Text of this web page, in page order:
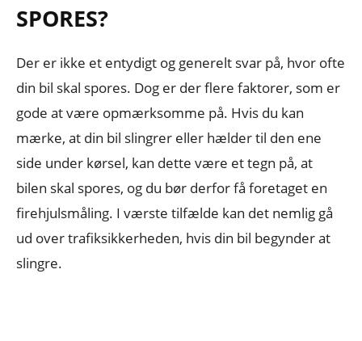
SPORES?
Der er ikke et entydigt og generelt svar på, hvor ofte
din bil skal spores. Dog er der flere faktorer, som er
gode at være opmærksomme på. Hvis du kan
mærke, at din bil slingrer eller hælder til den ene
side under kørsel, kan dette være et tegn på, at
bilen skal spores, og du bør derfor få foretaget en
firehjulsmåling. I værste tilfælde kan det nemlig gå
ud over trafiksikkerheden, hvis din bil begynder at
slingre.